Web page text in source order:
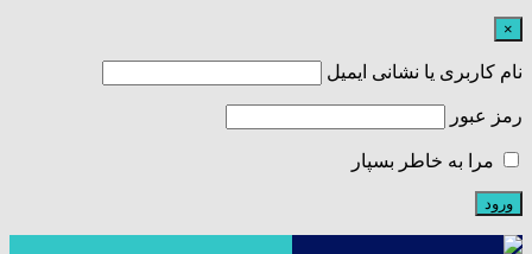
×
نام کاربری یا نشانی ایمیل
رمز عبور
مرا به خاطر بسپار